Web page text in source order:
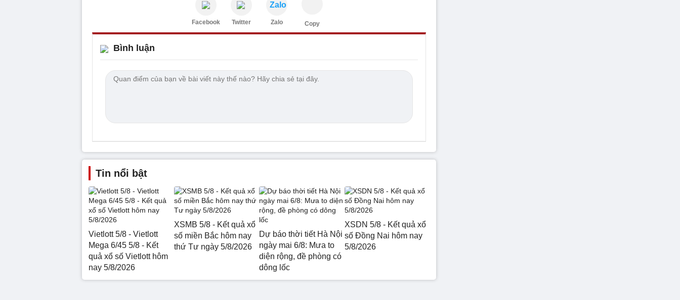
Facebook Twitter
Zalo
Zalo Copy
Bình luận
Tin nổi bật
Vietlott 5/8 - Vietlott
Mega 6/45 5/8 - Kết
quả xổ số Vietlott hôm
nay 5/8/2026
XSMB 5/8 - Kết quả xổ
số miền Bắc hôm nay
thứ Tư ngày 5/8/2026
Dự báo thời tiết Hà Nội
ngày mai 6/8: Mưa to
diện rộng, đề phòng có
dông lốc
XSDN 5/8 - Kết quả xổ
số Đồng Nai hôm nay
5/8/2026